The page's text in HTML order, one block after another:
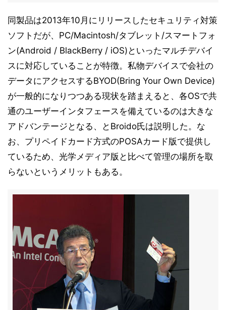
同製品は2013年10月にリリースしたセキュリティ対策
ソフトだが、PC/Macintosh/タブレット/スマートフォ
ン(Android / BlackBerry / iOS)といったマルチデバイ
スに対応していることが特徴。私物デバイスで会社の
データにアクセスするBYOD(Bring Your Own Device)
が一般的になりつつある現状を踏まえると、各OSで共
通のユーザーインタフェースを備えているのは大きな
アドバンテージとなる、とBroido氏は説明した。な
お、プリペイドカード方式のPOSAカード版で提供し
ているため、光学メディア版と比べて管理の場所を取
らないというメリットもある。